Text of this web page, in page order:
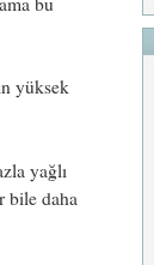
yüksek
yağlı
bile daha